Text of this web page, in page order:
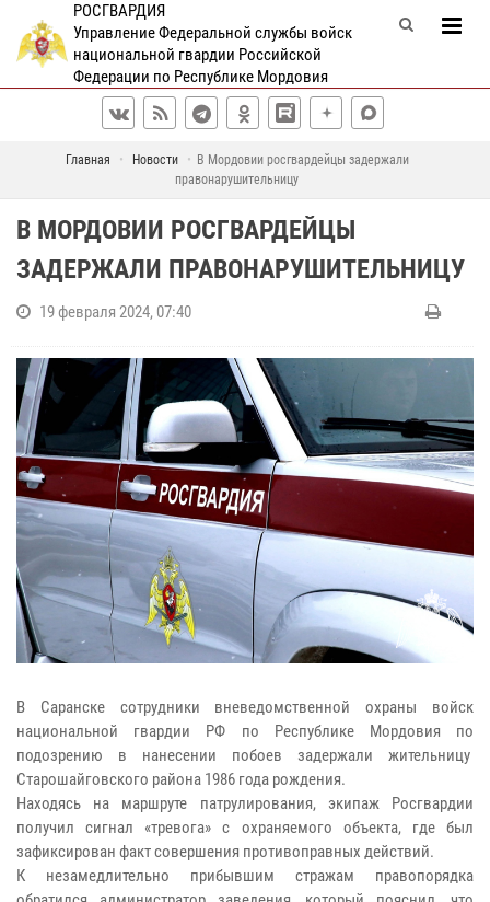
РОСГВАРДИЯ
Управление Федеральной службы войск
национальной гвардии Российской
Федерации по Республике Мордовия
Главная Новости
В Мордовии росгвардейцы задержали
правонарушительницу
В МОРДОВИИ РОСГВАРДЕЙЦЫ
ЗАДЕРЖАЛИ ПРАВОНАРУШИТЕЛЬНИЦУ
19 февраля 2024, 07:40
В Саранске сотрудники вневедомственной охраны войск
национальной гвардии РФ по Республике Мордовия по
подозрению в нанесении побоев задержали жительницу
Старошайговского района 1986 года рождения.
Находясь на маршруте патрулирования, экипаж Росгвардии
получил сигнал «тревога» с охраняемого объекта, где был
зафиксирован факт совершения противоправных действий.
К незамедлительно прибывшим стражам правопорядка